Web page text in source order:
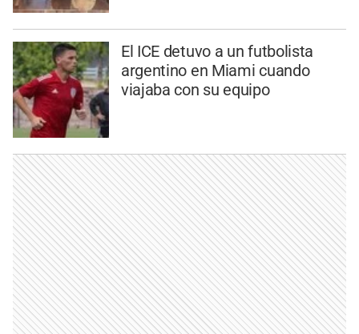
El ICE detuvo a un futbolista
argentino en Miami cuando
viajaba con su equipo